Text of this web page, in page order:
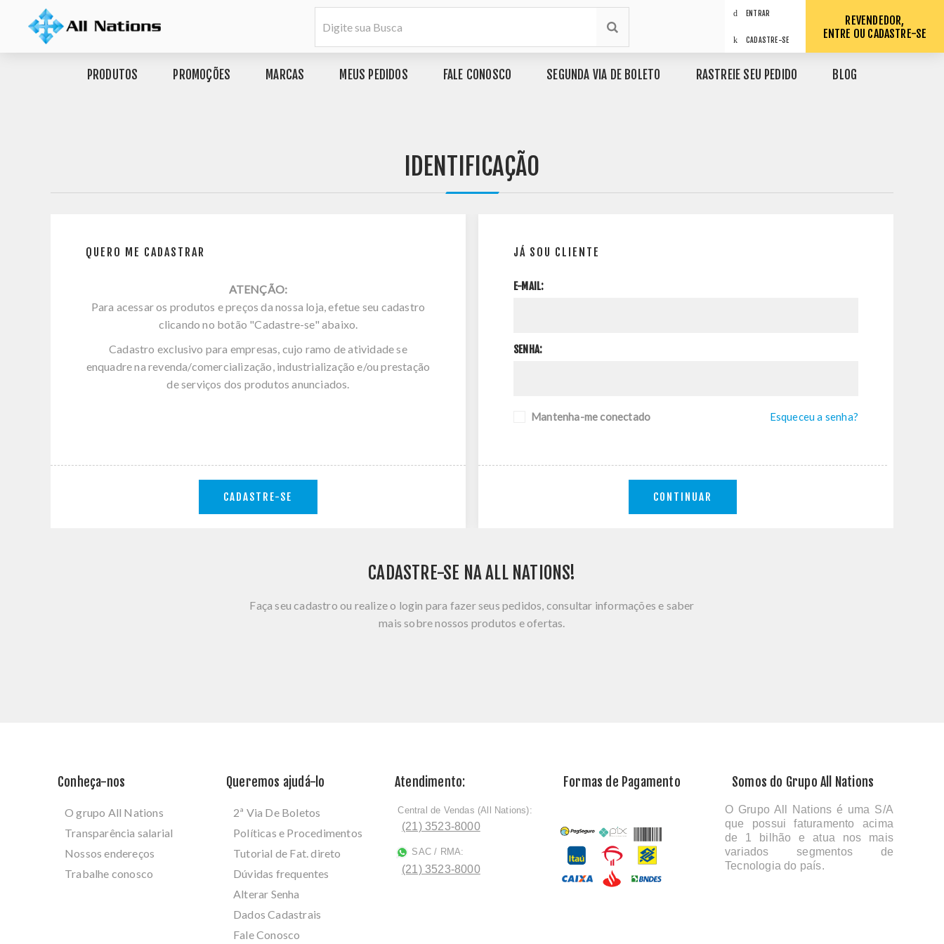
ENTRAR
CADASTRE-SE
REVENDEDOR,
ENTRE OU CADASTRE-SE
PRODUTOS PROMOÇÕES MARCAS MEUS PEDIDOS FALE CONOSCO SEGUNDA VIA DE BOLETO RASTREIE SEU PEDIDO BLOG
IDENTIFICAÇÃO
QUERO ME CADASTRAR
ATENÇÃO:
Para acessar os produtos e preços da nossa loja, efetue seu cadastro
clicando no botão "Cadastre-se" abaixo.
Cadastro exclusivo para empresas, cujo ramo de atividade se
enquadre na revenda/comercialização, industrialização e/ou prestação
de serviços dos produtos anunciados.
CADASTRE-SE
JÁ SOU CLIENTE
E-MAIL:
SENHA:
Mantenha-me conectado Esqueceu a senha?
CONTINUAR
CADASTRE-SE NA ALL NATIONS!
Faça seu cadastro ou realize o login para fazer seus pedidos, consultar informações e saber
mais sobre nossos produtos e ofertas.
Conheça-nos
O grupo All Nations
Transparência salarial
Nossos endereços
Trabalhe conosco
Queremos ajudá-lo
2ª Via De Boletos
Políticas e Procedimentos
Tutorial de Fat. direto
Dúvidas frequentes
Alterar Senha
Dados Cadastrais
Fale Conosco
Atendimento:
ﾠCentral de Vendas (All Nations):
(21) 3523-8000
SAC / RMA:
(21) 3523-8000
Formas de Pagamento Somos do Grupo All Nations
O Grupo All Nations é uma S/A
que possui faturamento acima
de 1 bilhão e atua nos mais
variados segmentos de
Tecnologia do país.